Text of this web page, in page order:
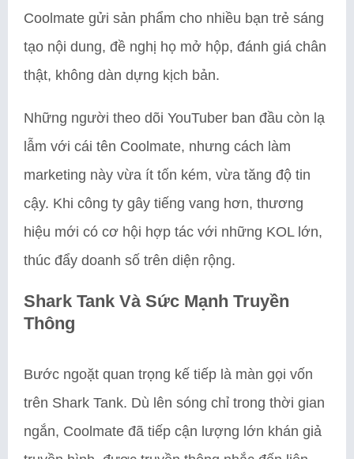
Coolmate gửi sản phẩm cho nhiều bạn trẻ sáng
tạo nội dung, đề nghị họ mở hộp, đánh giá chân
thật, không dàn dựng kịch bản.
Những người theo dõi YouTuber ban đầu còn lạ
lẫm với cái tên Coolmate, nhưng cách làm
marketing này vừa ít tốn kém, vừa tăng độ tin
cậy. Khi công ty gây tiếng vang hơn, thương
hiệu mới có cơ hội hợp tác với những KOL lớn,
thúc đẩy doanh số trên diện rộng.
Shark Tank Và Sức Mạnh Truyền
Thông
Bước ngoặt quan trọng kế tiếp là màn gọi vốn
trên Shark Tank. Dù lên sóng chỉ trong thời gian
ngắn, Coolmate đã tiếp cận lượng lớn khán giả